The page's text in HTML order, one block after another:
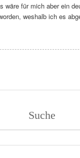
wäre für mich aber ein
weshalb ich es
Suche